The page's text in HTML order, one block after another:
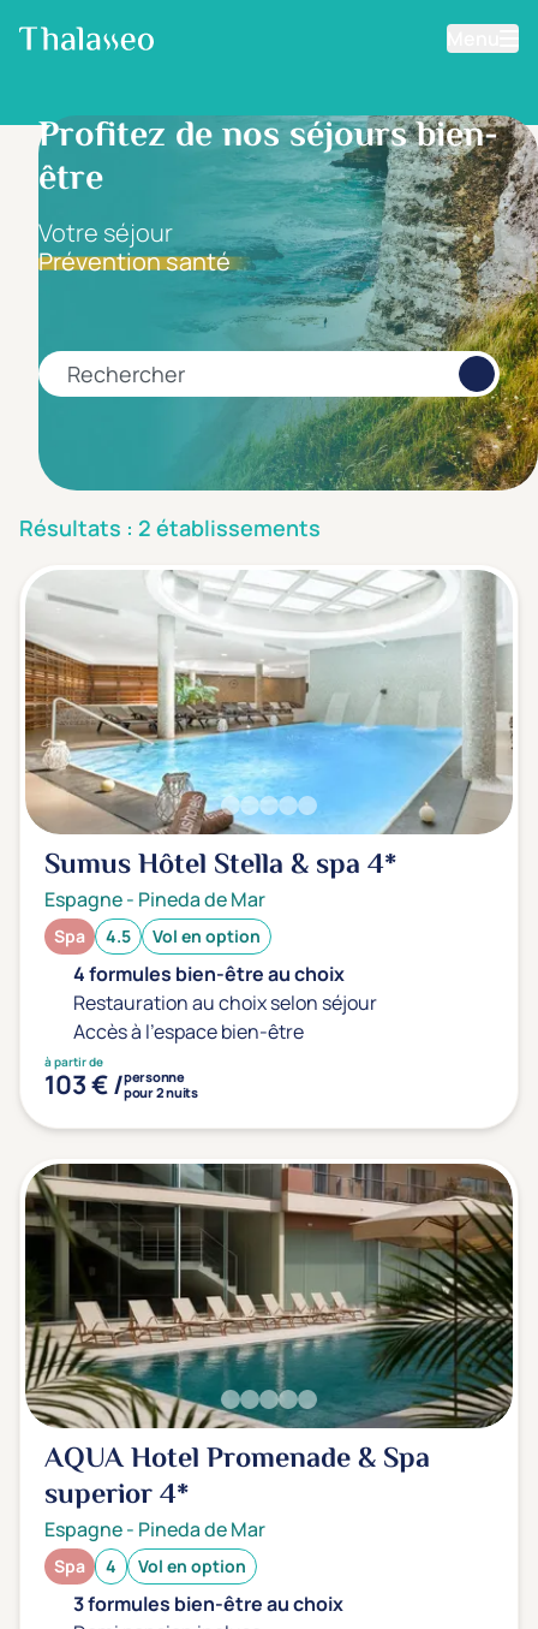
Aller au contenu principal
Profitez de nos séjours bien-
être
Votre séjour
Prévention santé
Rechercher
Filtrer les résultats
Fourchette de prix
Prix par personne
Maximum
5 étoiles *****
(0)
Note de nos clients
D'après notre partenaire Avis-Vérifiés
Parfait: 4.5+
Excellent: 4+
(2)
Très bien: 3.5+
(0)
Envie de
Bord de mer
Ville
Montagne
Campagne
Type de séjour
Thalasso Thermal Spa
Spa
(2)
Thématiques bien-être
Accès à l'espace bien-être
(2)
Massage, détente, Rituel du monde
(2)
Remise en forme
(0)
Beauté & anti-âge
Silhouette, Minceur
Gestion du stress / sommeil
Spécial dos
Prévention santé
Résultats : 2 établissements
Sumus Hôtel Stella & spa4*
Espagne- Pineda de Mar
Spa 4.5 Vol en option
4 formules bien-être au choix
Restauration au choix selon séjour
Accès à l'espace bien-être
à partir de
103 € /personne
pour 2 nuits
AQUA Hotel Promenade & Spa
superior4*
Espagne- Pineda de Mar
Spa 4 Vol en option
3 formules bien-être au choix